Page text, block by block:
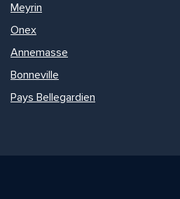
Meyrin
Onex
Annemasse
Bonneville
Pays Bellegardien